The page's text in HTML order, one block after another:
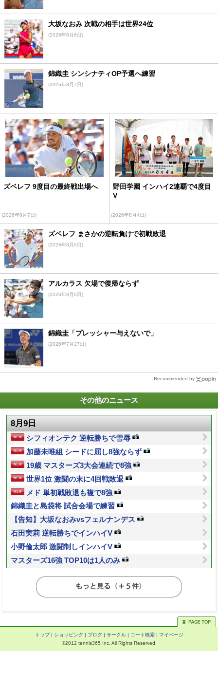
大坂なおみ 次戦の相手は世界24位
(2026年8月6日)
錦織圭 シンシナティOP予選へ練習
(2026年8月7日)
ズベレフ 9度目の最終戦出場へ
(2026年8月7日)
野田学園 インハイ2連覇で4度目
V
(2026年8月4日)
ズベレフ まさかの逆転負けで初戦敗退
(2026年8月6日)
アルカラス 欠場で復帰ならず
(2026年8月6日)
錦織圭「プレッシャー与えないで」
(2026年7月27日)
Recommended by
その他のニュース
8月9日
シフィオンテク 逆転勝ちで雪辱
加藤未唯組 シードに屈し8強ならず
19歳 マスターズ3大会連続で8強
世界1位 激闘の末に4回戦敗退
メド 単初戦敗退も複で8強
錦織圭と島袋将 試合会場で練習
【告知】大坂なおみvsフェルナンデス
石田実莉 逆転勝ちでインハイV
小野倫太郎 激闘制しインハイV
マスターズ16強 TOP10は1人のみ
トップ| ショッピング| ブログ| サークル| コート検索| マイページ
©2012 tennis365 Inc. All Rights Reserved.